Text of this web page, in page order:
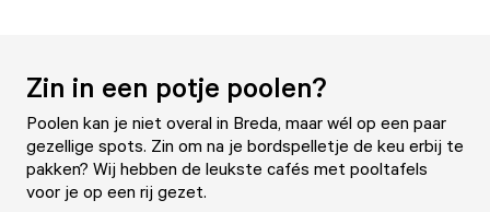
Zin in een potje poolen?
Poolen kan je niet overal in Breda, maar wél op een paar
gezellige spots. Zin om na je bordspelletje de keu erbij te
pakken? Wij hebben de leukste cafés met pooltafels
voor je op een rij gezet.